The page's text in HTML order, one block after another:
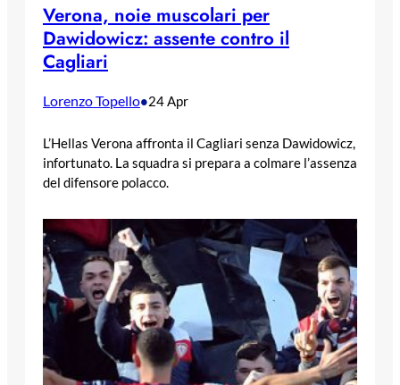
Verona, noie muscolari per
Dawidowicz: assente contro il
Cagliari
Lorenzo Topello•24 Apr
L’Hellas Verona affronta il Cagliari senza Dawidowicz,
infortunato. La squadra si prepara a colmare l’assenza
del difensore polacco.